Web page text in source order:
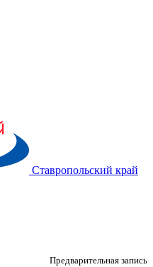
Ставропольский край
Предварительная запись